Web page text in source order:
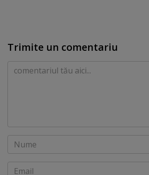
Trimite un comentariu
Comentariu
Nume
Email